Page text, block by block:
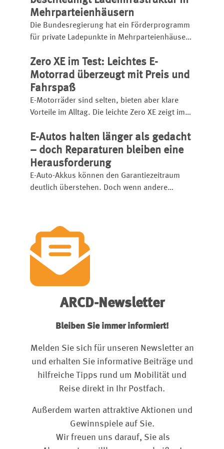
Mehrparteienhäusern
Die Bundesregierung hat ein Förderprogramm
für private Ladepunkte in Mehrparteienhäusern
können seit April 2026 Zuschüsse für
Wallboxen und Stellplätze beantragen.
Zero XE im Test: Leichtes E-
Motorrad überzeugt mit Preis und
Fahrspaß
E-Motorräder sind selten, bieten aber klare
Vorteile im Alltag. Die leichte Zero XE zeigt im
elektrisches Fahren in Stadt und Gelände sein
kann – trotz begrenzter Reichweite.
E-Autos halten länger als gedacht
– doch Reparaturen bleiben eine
Herausforderung
E-Auto-Akkus können den Garantiezeitraum
deutlich überstehen. Doch wenn andere
Ersatzteilen und Reparaturlösungen.
ARCD-Newsletter
Bleiben Sie immer informiert!
Melden Sie sich für unseren Newsletter an
und erhalten Sie informative Beiträge und
hilfreiche Tipps rund um Mobilität und
Reise direkt in Ihr Postfach.
Außerdem warten attraktive Aktionen und
Gewinnspiele auf Sie.
Wir freuen uns darauf, Sie als